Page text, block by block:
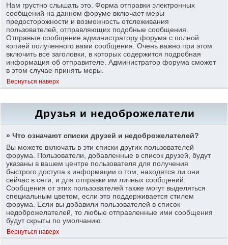
Нам грустно слышать это. Форма отправки электронных
сообщений на данном форуме включает меры
предосторожности и возможность отслеживания
пользователей, отправляющих подобные сообщения.
Отправьте сообщение администратору форума с полной
копией полученного вами сообщения. Очень важно при этом
включить все заголовки, в которых содержится подробная
информация об отправителе. Администратор форума сможет
в этом случае принять меры.
Вернуться наверх
Друзья и недоброжелатели
» Что означают списки друзей и недоброжелателей?
Вы можете включать в эти списки других пользователей
форума. Пользователи, добавленные в список друзей, будут
указаны в вашем центре пользователя для получения
быстрого доступа к информации о том, находятся ли они
сейчас в сети, и для отправки им личных сообщений.
Сообщения от этих пользователей также могут выделяться
специальным цветом, если это поддерживается стилем
форума. Если вы добавили пользователей в список
недоброжелателей, то любые отправленные ими сообщения
будут скрыты по умолчанию.
Вернуться наверх